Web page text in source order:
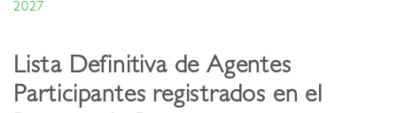
2027
Lista Definitiva de Agentes
Participantes registrados en el